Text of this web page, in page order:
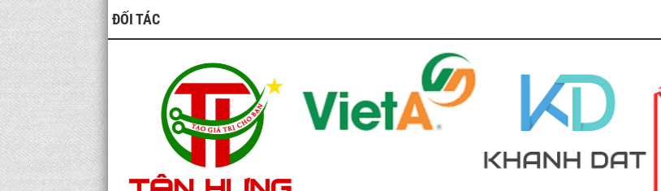
ĐỐI TÁC